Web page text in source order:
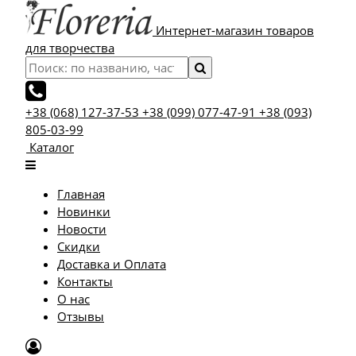
Интернет-магазин товаров
для творчества
+38 (068) 127-37-53 +38 (099) 077-47-91 +38 (093)
805-03-99
Каталог
Главная
Новинки
Новости
Скидки
Доставка и Оплата
Контакты
О нас
Отзывы